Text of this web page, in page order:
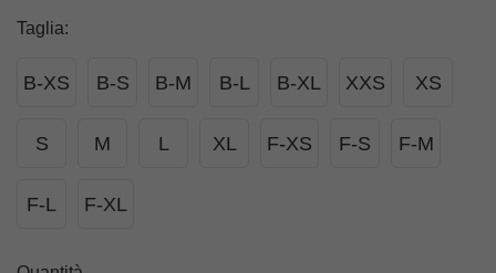
Taglia:
B-XS B-S B-M B-L B-XL XXS XS
S M L XL F-XS F-S F-M
F-L F-XL